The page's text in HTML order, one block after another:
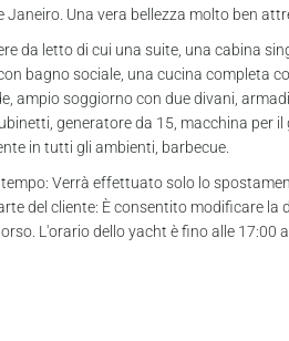
Janeiro. Una vera bellezza molto ben
da letto di cui una suite, una cabina
bagno sociale, una cucina completa
ampio soggiorno con due divani,
generatore da 15, macchina per il
in tutti gli ambienti, barbecue.
Verrà effettuato solo lo
del cliente: È consentito modificare la
L'orario dello yacht è fino alle 17:00